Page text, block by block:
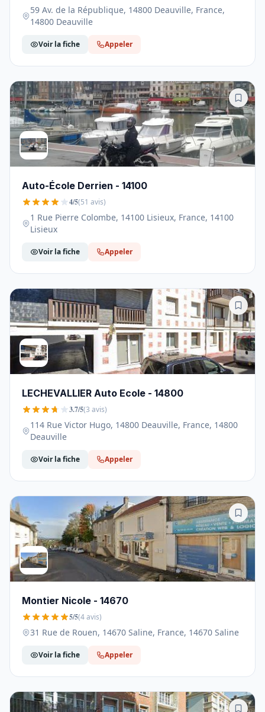
59 Av. de la République, 14800 Deauville, France,
14800 Deauville
Voir la fiche Appeler
Auto-École Derrien - 14100
4/5(51 avis)
1 Rue Pierre Colombe, 14100 Lisieux, France, 14100
Lisieux
Voir la fiche Appeler
LECHEVALLIER Auto Ecole - 14800
3.7/5(3 avis)
114 Rue Victor Hugo, 14800 Deauville, France, 14800
Deauville
Voir la fiche Appeler
Montier Nicole - 14670
5/5(4 avis)
31 Rue de Rouen, 14670 Saline, France, 14670 Saline
Voir la fiche Appeler